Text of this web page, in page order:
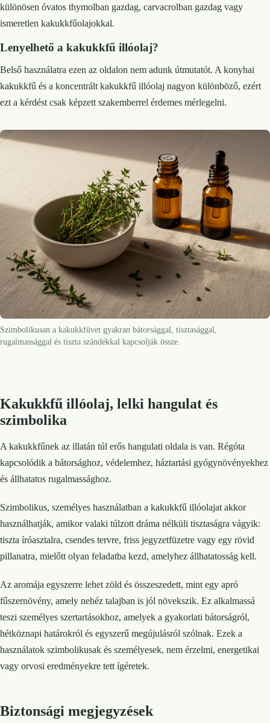
különösen óvatos thymolban gazdag, carvacrolban gazdag vagy
ismeretlen kakukkfűolajokkal.
Lenyelhető a kakukkfű illóolaj?
Belső használatra ezen az oldalon nem adunk útmutatót. A konyhai
kakukkfű és a koncentrált kakukkfű illóolaj nagyon különböző, ezért
ezt a kérdést csak képzett szakemberrel érdemes mérlegelni.
Szimbolikusan a kakukkfüvet gyakran bátorsággal, tisztasággal,
rugalmassággal és tiszta szándékkal kapcsolják össze.
Kakukkfű illóolaj, lelki hangulat és
szimbolika
A kakukkfűnek az illatán túl erős hangulati oldala is van. Régóta
kapcsolódik a bátorsághoz, védelemhez, háztartási gyógynövényekhez
és állhatatos rugalmassághoz.
Szimbolikus, személyes használatban a kakukkfű illóolajat akkor
használhatják, amikor valaki túlzott dráma nélküli tisztaságra vágyik:
tiszta íróasztalra, csendes tervre, friss jegyzetfüzetre vagy egy rövid
pillanatra, mielőtt olyan feladatba kezd, amelyhez állhatatosság kell.
Az aromája egyszerre lehet zöld és összeszedett, mint egy apró
fűszernövény, amely nehéz talajban is jól növekszik. Ez alkalmassá
teszi személyes szertartásokhoz, amelyek a gyakorlati bátorságról,
hétköznapi határokról és egyszerű megújulásról szólnak. Ezek a
használatok szimbolikusak és személyesek, nem érzelmi, energetikai
vagy orvosi eredményekre tett ígéretek.
Biztonsági megjegyzések